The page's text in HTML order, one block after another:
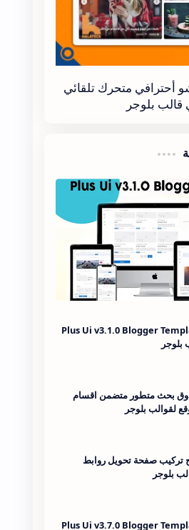
أحترافي متحرك تلقائي
قالب بلوجر
Plus Ui v3.1.0 Blogger
بلوجر
بحث متطور متضمن اقسام
لقوالب بلوجر
تركيب صفحة تحويل روابط
بلوجر
Plus Ui v3.7.0 Blogger